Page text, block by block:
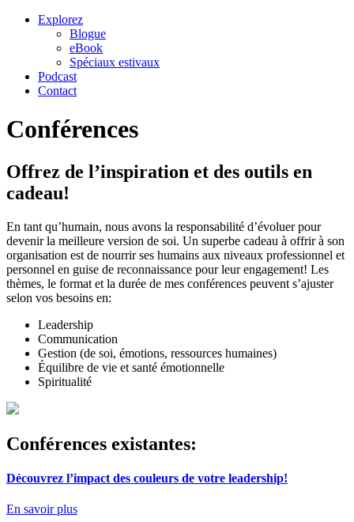
Explorez
Blogue
eBook
Spéciaux estivaux
Podcast
Contact
Conférences
Offrez de l’inspiration et des outils en
cadeau!
En tant qu’humain, nous avons la responsabilité d’évoluer pour
devenir la meilleure version de soi. Un superbe cadeau à offrir à son
organisation est de nourrir ses humains aux niveaux professionnel et
personnel en guise de reconnaissance pour leur engagement! Les
thèmes, le format et la durée de mes conférences peuvent s’ajuster
selon vos besoins en:
Leadership
Communication
Gestion (de soi, émotions, ressources humaines)
Équilibre de vie et santé émotionnelle
Spiritualité
Conférences existantes:
Découvrez l’impact des couleurs de votre leadership!
En savoir plus